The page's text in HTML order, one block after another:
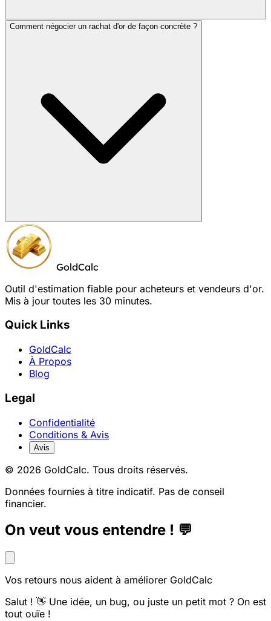
Comment négocier un rachat d'or de façon concrète ?
GoldCalc
Outil d'estimation fiable pour acheteurs et vendeurs d'or.
Mis à jour toutes les 30 minutes.
Quick Links
GoldCalc
À Propos
Blog
Legal
Confidentialité
Conditions & Avis
Avis
© 2026 GoldCalc. Tous droits réservés.
Données fournies à titre indicatif. Pas de conseil
financier.
On veut vous entendre ! 💬
Vos retours nous aident à améliorer GoldCalc
Salut ! 👋 Une idée, un bug, ou juste un petit mot ? On est
tout ouïe !